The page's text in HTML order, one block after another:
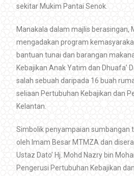
sekitar Mukim Pantai Senok.
Manakala dalam majlis berasingan,
mengadakan program
bantuan tunai dan barangan
Kebajikan Anak Yatim dan Dhuafa’
salah sebuah daripada 16 buah
seliaan Pertubuhan Kebajikan dan
Kelantan.
Simbolik penyampaian sumbangan
oleh Imam Besar MTMZA dan
Ustaz Dato’ Hj. Mohd Nazry bin
Pengerusi Pertubuhan Kebajikan